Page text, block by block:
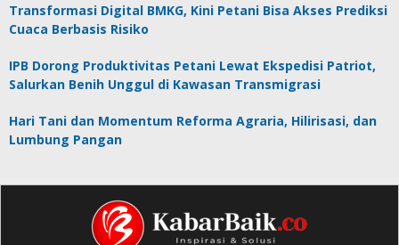
Transformasi Digital BMKG, Kini Petani Bisa Akses Prediksi
Cuaca Berbasis Risiko
IPB Dorong Produktivitas Petani Lewat Ekspedisi Patriot,
Salurkan Benih Unggul di Kawasan Transmigrasi
Hari Tani dan Momentum Reforma Agraria, Hilirisasi, dan
Lumbung Pangan